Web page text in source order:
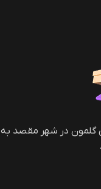
از نمایندگی گلمون در شهر مقصد به